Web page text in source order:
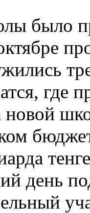
было
где
новой
день